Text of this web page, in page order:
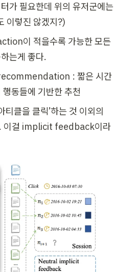
가 필요한데 위의 유저군에는
이렇진 않겠지?)
이 적을수록 가능한 모든
는게 좋다.
: 짧은 시간
동들에 기반한 추천
티클을 클릭’하는 것 이외의
. 이걸 implicit feedback이라